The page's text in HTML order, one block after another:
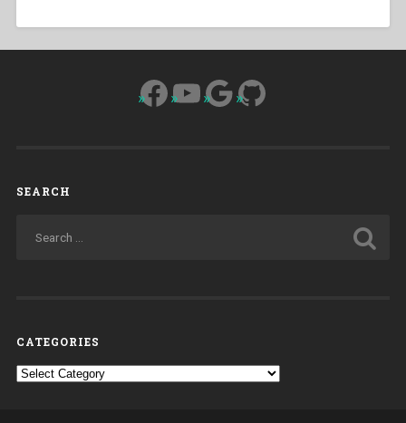
Facebook
YouTube
Google
GitHub
SEARCH
CATEGORIES
Categories